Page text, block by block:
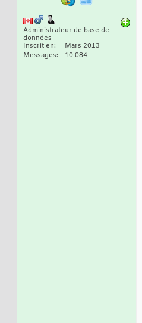
Administrateur de base de
données
Inscrit en
Mars 2013
Messages
10 084